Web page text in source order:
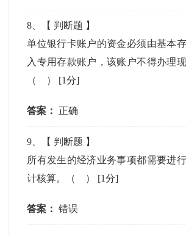
8 、【 判断题 】
单位银行卡账户的资金必须由基本
入专用存款账户，该账户不得办理现
（ ） [1分]
答案： 正确
9 、【 判断题 】
所有发生的经济业务事项都需要进
计核算。（ ） [1分]
答案： 错误